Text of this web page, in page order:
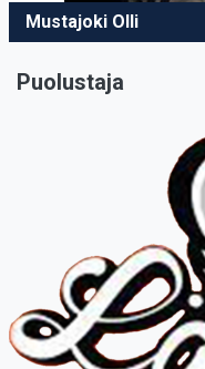
Mustajoki Olli
Puolustaja